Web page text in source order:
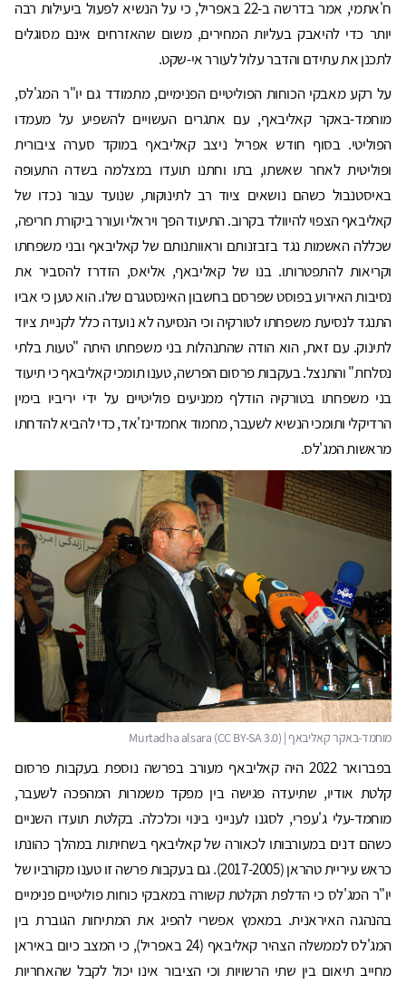
ח'אתמי, אמר בדרשה ב-22 באפריל, כי על הנשיא לפעול ביעילות רבה
יותר כדי להיאבק בעליות המחירים, משום שהאזרחים אינם מסוגלים
לתכנן את עתידם והדבר עלול לעורר אי-שקט.
על רקע מאבקי הכוחות הפוליטיים הפנימיים, מתמודד גם יו"ר המג'לס,
מוחמד-באקר קאליבאף, עם אתגרים העשויים להשפיע על מעמדו
הפוליטי. בסוף חודש אפריל ניצב קאליבאף במוקד סערה ציבורית
ופוליטית לאחר שאשתו, בתו וחתנו תועדו במצלמה בשדה התעופה
באיסטנבול כשהם נושאים ציוד רב לתינוקות, שנועד עבור נכדו של
קאליבאף הצפוי להיוולד בקרוב. התיעוד הפך ויראלי ועורר ביקורת חריפה,
שכללה האשמות נגד בזבזנותם וראוותנותם של קאליבאף ובני משפחתו
וקריאות להתפטרותו. בנו של קאליבאף, אליאס, הזדרז להסביר את
נסיבות האירוע בפוסט שפרסם בחשבון האינסטגרם שלו. הוא טען כי אביו
התנגד לנסיעת משפחתו לטורקיה וכי הנסיעה לא נועדה כלל לקניית ציוד
לתינוק. עם זאת, הוא הודה שהתנהלות בני משפחתו היתה "טעות בלתי
נסלחת" והתנצל. בעקבות פרסום הפרשה, טענו תומכי קאליבאף כי תיעוד
בני משפחתו בטורקיה הודלף ממניעים פוליטיים על ידי יריביו בימין
הרדיקלי ותומכי הנשיא לשעבר, מחמוד אחמדינז'אד, כדי להביא להדחתו
מראשות המג'לס.
בפברואר 2022 היה קאליבאף מעורב בפרשה נוספת בעקבות פרסום
קלטת אודיו, שתיעדה פגישה בין מפקד משמרות המהפכה לשעבר,
מוחמד-עלי ג'עפרי, לסגנו לענייני בינוי וכלכלה. בקלטת תועדו השניים
כשהם דנים במעורבותו לכאורה של קאליבאף בשחיתות במהלך כהונתו
כראש עיריית טהראן (2017-2005). גם בעקבות פרשה זו טענו מקורביו של
יו"ר המג'לס כי הדלפת הקלטת קשורה במאבקי כוחות פוליטיים פנימיים
בהנהגה האיראנית. במאמץ אפשרי להפיג את המתיחות הגוברת בין
המג'לס לממשלה הצהיר קאליבאף (24 באפריל), כי המצב כיום באיראן
מחייב תיאום בין שתי הרשויות וכי הציבור אינו יכול לקבל שהאחריות